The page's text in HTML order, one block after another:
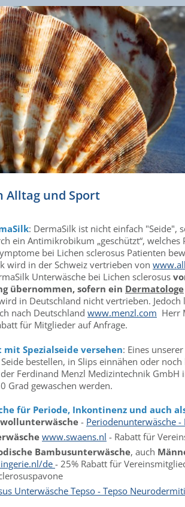
Alltag und Sport
: DermaSilk ist nicht einfach "Seide",
ein Antimikrobikum „geschützt“,
bei Lichen sclerosus Patienten
wird in der Schweiz vertrieben von
Unterwäsche bei Lichen sclerosus
übernommen, sofern ein Dermatologe
in Deutschland nicht vertrieben.
nach Deutschland www.menzl.com Herr
für Mitglieder auf Anfrage.
mit Spezialseide versehen: Eines
bestellen, in Slips einnähen oder
Ferdinand Menzl Medizintechnik GmbH
Grad gewaschen werden.
für Periode, Inkontinenz und auch
- Periodenunterwäsche -
www.swaens.nl - Rabatt für
Bambusunterwäsche, auch
/de - 25% Rabatt für
Unterwäsche Tepso - Tepso